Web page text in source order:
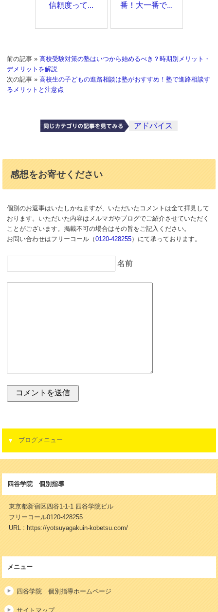
信頼度って...
番！大一番で...
前の記事 » 高校受験対策の塾はいつから始めるべき？時期別メリット・
デメリットを解説
次の記事 » 高校生の子どもの進路相談は塾がおすすめ！塾で進路相談す
るメリットと注意点
アドバイス
感想をお寄せください
個別のお返事はいたしかねますが、いただいたコメントは全て拝見して
おります。いただいた内容はメルマガやブログでご紹介させていただく
ことがございます。掲載不可の場合はその旨をご記入ください。
お問い合わせはフリーコール（0120-428255）にて承っております。
名前
ブログメニュー
四谷学院 個別指導
東京都新宿区四谷1-1-1 四谷学院ビル
フリーコール0120-428255
URL : https://yotsuyagakuin-kobetsu.com/
メニュー
四谷学院 個別指導ホームページ
サイトマップ